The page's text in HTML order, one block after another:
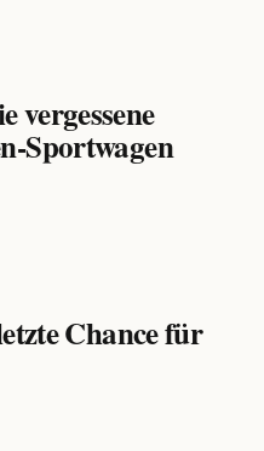
vergessene
Sportwagen
Chance für